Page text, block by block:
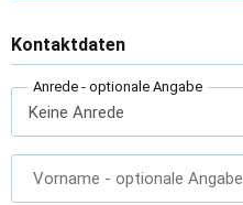
Kontaktdaten
Anrede - optionale Angabe
Vorname - optionale Angabe